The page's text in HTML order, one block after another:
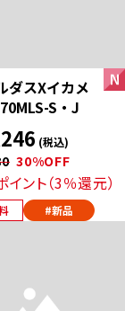
ダスXイカメ
S・J
(税込)
30%OFF
ント（3％還元）
#新品